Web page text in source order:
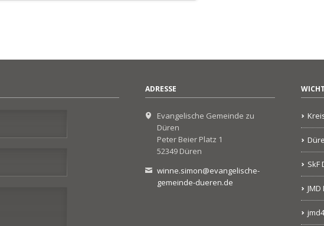
ADRESSE
Evangelische Gemeinde zu
Düren
Peter Beier Platz 1
52349 Düren
winne.simon@evangelische-
gemeinde-dueren.de
SkF